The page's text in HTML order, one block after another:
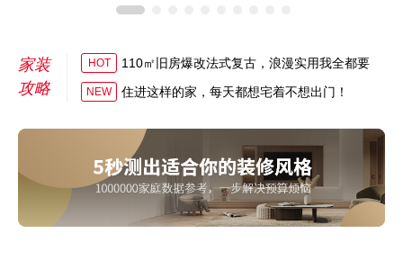
家装
攻略
HOT 110㎡旧房爆改法式复古，浪漫实用我全都要
NEW 住进这样的家，每天都想宅着不想出门！